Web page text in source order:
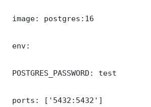
image: postgres:16
env:
POSTGRES_PASSWORD: test
ports: ['5432:5432']